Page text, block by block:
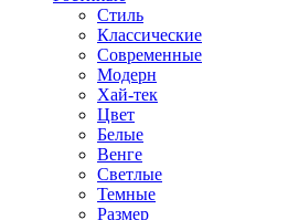
Стиль
Классические
Современные
Модерн
Хай-тек
Цвет
Белые
Венге
Светлые
Темные
Размер